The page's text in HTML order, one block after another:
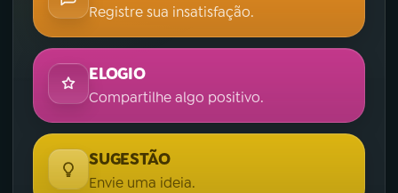
Registre sua insatisfação.
ELOGIO
Compartilhe algo positivo.
SUGESTÃO
Envie uma ideia.